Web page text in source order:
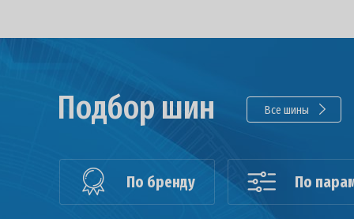
Подбор шин Все шины
По бренду По